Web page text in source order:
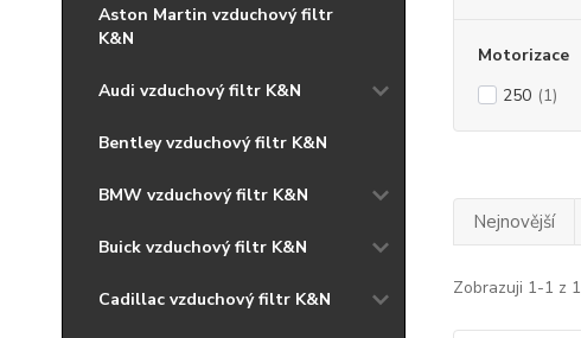
Aston Martin vzduchový filtr
K&N
Audi vzduchový filtr K&N
Bentley vzduchový filtr K&N
BMW vzduchový filtr K&N
Buick vzduchový filtr K&N
Cadillac vzduchový filtr K&N
Motorizace
250 (1)
Nejnovější
Zobrazuji 1-1 z 1